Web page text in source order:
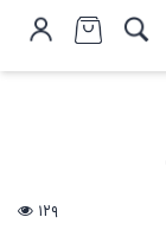
۱۲۹